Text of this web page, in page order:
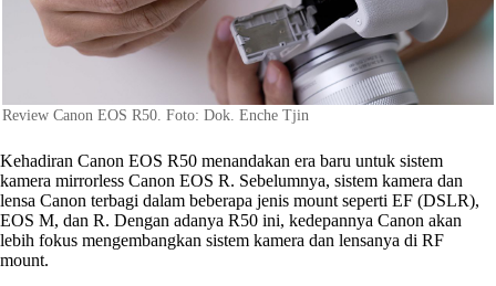
Review Canon EOS R50. Foto: Dok. Enche Tjin
Kehadiran Canon EOS R50 menandakan era baru untuk sistem
kamera mirrorless Canon EOS R. Sebelumnya, sistem kamera dan
lensa Canon terbagi dalam beberapa jenis mount seperti EF (DSLR),
EOS M, dan R. Dengan adanya R50 ini, kedepannya Canon akan
lebih fokus mengembangkan sistem kamera dan lensanya di RF
mount.